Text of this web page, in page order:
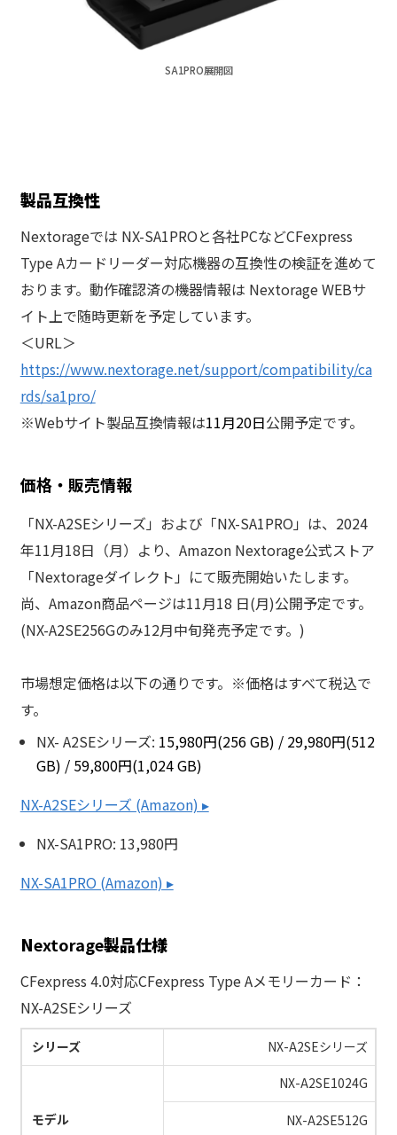
SA1PRO展開図
製品互換性
Nextorageでは NX-SA1PROと各社PCなどCFexpress
Type Aカードリーダー対応機器の互換性の検証を進めて
おります。動作確認済の機器情報は Nextorage WEBサ
イト上で随時更新を予定しています。
＜URL＞
https://www.nextorage.net/support/compatibility/ca
rds/sa1pro/
※Webサイト製品互換情報は11月20日公開予定です。
価格・販売情報
「NX-A2SEシリーズ」および「NX-SA1PRO」は、2024
年11月18日（月）より、Amazon Nextorage公式ストア
「Nextorageダイレクト」にて販売開始いたします。
尚、Amazon商品ページは11月18 日(月)公開予定です。
(NX-A2SE256Gのみ12月中旬発売予定です。)
市場想定価格は以下の通りです。※価格はすべて税込で
す。
NX- A2SEシリーズ: 15,980円(256 GB) / 29,980円(512
GB) / 59,800円(1,024 GB)
NX-A2SEシリーズ (Amazon) ▸
NX-SA1PRO: 13,980円
NX-SA1PRO (Amazon) ▸
Nextorage製品仕様
CFexpress 4.0対応CFexpress Type Aメモリーカード：
NX-A2SEシリーズ
シリーズ NX-A2SEシリーズ
モデル
NX-A2SE1024G
NX-A2SE512G